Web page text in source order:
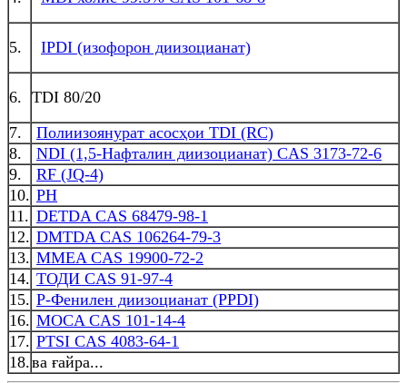
5. IPDI (изофорон диизоцианат)
6. TDI 80/20
7.
Полиизоянурат асосҳои TDI (RC)
8.
NDI (1,5-Нафталин диизоцианат) CAS 3173-72-6
9.
RF (JQ-4)
10. РН
11. DETDA CAS 68479-98-1
12. DMTDA CAS 106264-79-3
13. MMEA CAS 19900-72-2
14. ТОДИ CAS 91-97-4
15. P-Фенилен диизоцианат (PPDI)
16. MOCA CAS 101-14-4
17. PTSI CAS 4083-64-1
18.ва ғайра...